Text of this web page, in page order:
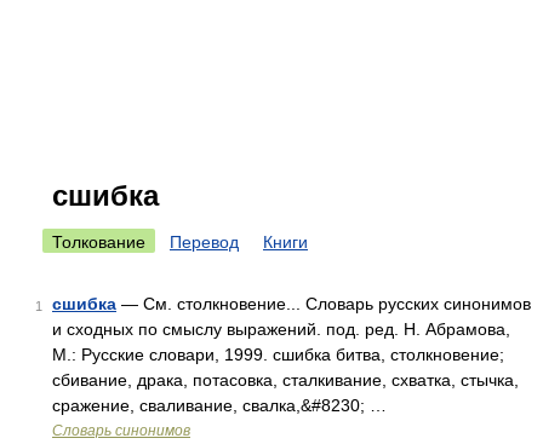
сшибка
Толкование Перевод Книги
1 сшибка — См. столкновение... Словарь русских синонимов
и сходных по смыслу выражений. под. ред. Н. Абрамова,
М.: Русские словари, 1999. сшибка битва, столкновение;
сбивание, драка, потасовка, сталкивание, схватка, стычка,
сражение, сваливание, свалка,&#8230; …
Словарь синонимов